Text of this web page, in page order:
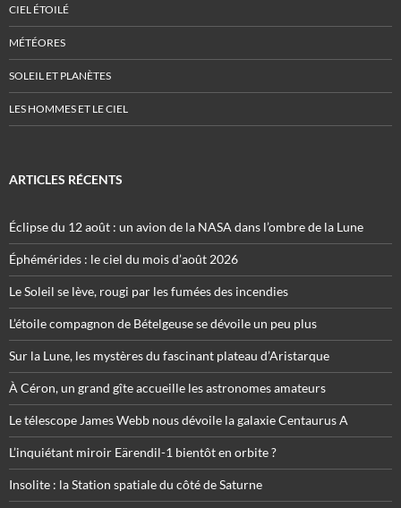
CIEL ÉTOILÉ
MÉTÉORES
SOLEIL ET PLANÈTES
LES HOMMES ET LE CIEL
ARTICLES RÉCENTS
Éclipse du 12 août : un avion de la NASA dans l’ombre de la Lune
Éphémérides : le ciel du mois d’août 2026
Le Soleil se lève, rougi par les fumées des incendies
L’étoile compagnon de Bételgeuse se dévoile un peu plus
Sur la Lune, les mystères du fascinant plateau d’Aristarque
À Céron, un grand gîte accueille les astronomes amateurs
Le télescope James Webb nous dévoile la galaxie Centaurus A
L’inquiétant miroir Eärendil-1 bientôt en orbite ?
Insolite : la Station spatiale du côté de Saturne